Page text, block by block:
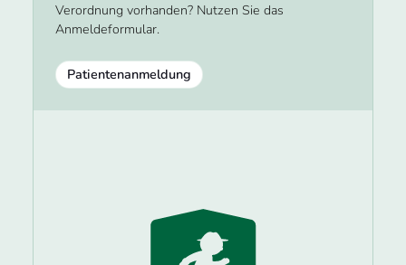
Verordnung vorhanden? Nutzen Sie das
Anmeldeformular.
Patientenanmeldung